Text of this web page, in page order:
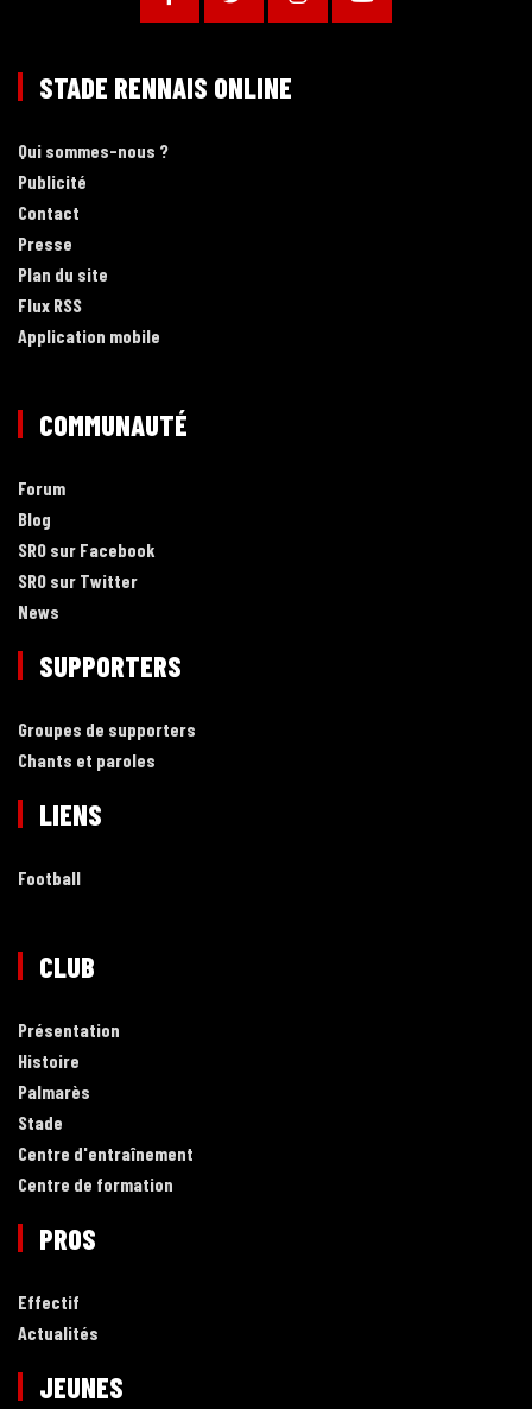
STADE RENNAIS ONLINE
Qui sommes-nous ?
Publicité
Contact
Presse
Plan du site
Flux RSS
Application mobile
COMMUNAUTÉ
Forum
Blog
SRO sur Facebook
SRO sur Twitter
News
SUPPORTERS
Groupes de supporters
Chants et paroles
LIENS
Football
CLUB
Présentation
Histoire
Palmarès
Stade
Centre d'entraînement
Centre de formation
PROS
Effectif
Actualités
JEUNES